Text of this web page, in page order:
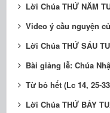
Lời Chúa THỨ NĂM
Video ý cầu nguyện
Lời Chúa THỨ SÁU
Bài giảng lễ: Chúa
Từ bỏ hết (Lc 14, 25-
Lời Chúa THỨ BẢY